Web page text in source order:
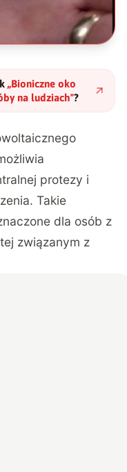
„Bioniczne oko
na ludziach"?
protezy i
Takie
dla osób z
związanym z